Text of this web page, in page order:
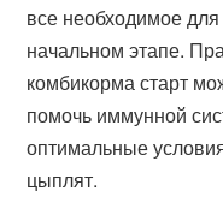
все необходимое
начальном этапе.
комбикорма старт
помочь иммунной
оптимальные
цыплят.